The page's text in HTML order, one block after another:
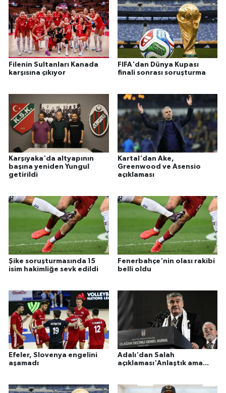
Filenin Sultanları Kanada
karşısına çıkıyor
FIFA'dan Dünya Kupası
finali sonrası soruşturma
Karşıyaka'da altyapının
başına yeniden Yungul
getirildi
Kartal'dan Ake,
Greenwood ve Asensio
açıklaması
Şike soruşturmasında 15
isim hakimliğe sevk edildi
Fenerbahçe'nin olası rakibi
belli oldu
Efeler, Slovenya engelini
aşamadı
Adalı'dan Salah
açıklaması'Anlaştık ama...